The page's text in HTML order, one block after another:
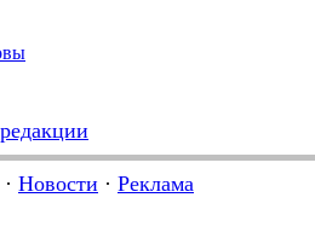
· Новости · Реклама